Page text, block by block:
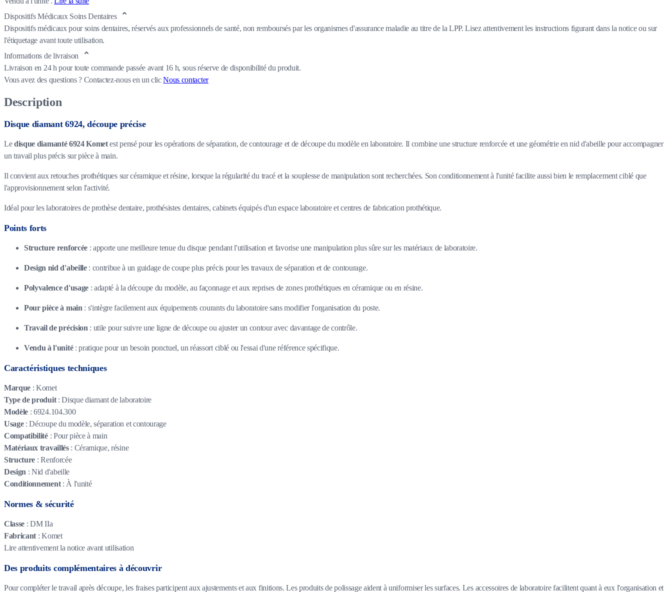
Dispositifs Médicaux Soins Dentaires
Dispositifs médicaux pour soins dentaires, réservés aux professionnels de santé, non remboursés par les organismes d'assurance maladie au titre de la LPP. Lisez attentivement les instructions figurant dans la notice ou sur
l'étiquetage avant toute utilisation.
Informations de livraison
Livraison en 24 h pour toute commande passée avant 16 h, sous réserve de disponibilité du produit.
Vous avez des questions ? Contactez-nous en un clicNous contacter
Description
Disque diamant 6924, découpe précise
Ledisque diamanté 6924 Kometest pensé pour les opérations de séparation, de contourage et de découpe du modèle en laboratoire. Il combine une structure renforcée et une géométrie en nid d'abeille pour accompagner
un travail plus précis sur pièce à main.
Il convient aux retouches prothétiques sur céramique et résine, lorsque la régularité du tracé et la souplesse de manipulation sont recherchées. Son conditionnement à l'unité facilite aussi bien le remplacement ciblé que
l'approvisionnement selon l'activité.
Idéal pour les laboratoires de prothèse dentaire, prothésistes dentaires, cabinets équipés d'un espace laboratoire et centres de fabrication prothétique.
Points forts
Structure renforcée: apporte une meilleure tenue du disque pendant l'utilisation et favorise une manipulation plus sûre sur les matériaux de laboratoire.
Design nid d'abeille: contribue à un guidage de coupe plus précis pour les travaux de séparation et de contourage.
Polyvalence d'usage: adapté à la découpe du modèle, au façonnage et aux reprises de zones prothétiques en céramique ou en résine.
Pour pièce à main : s'intègre facilement aux équipements courants du laboratoire sans modifier l'organisation du poste.
Travail de précision : utile pour suivre une ligne de découpe ou ajuster un contour avec davantage de contrôle.
Vendu à l'unité: pratique pour un besoin ponctuel, un réassort ciblé ou l'essai d'une référence spécifique.
Caractéristiques techniques
Marque : Komet
Type de produit: Disque diamant de laboratoire
Modèle : 6924.104.300
Usage: Découpe du modèle, séparation et contourage
Compatibilité: Pour pièce à main
Matériaux travaillés: Céramique, résine
Structure : Renforcée
Design : Nid d'abeille
Conditionnement: À l'unité
Normes & sécurité
Classe : DM IIa
Fabricant : Komet
Lire attentivement la notice avant utilisation
Des produits complémentaires à découvrir
Pour compléter le travail après découpe, les fraises participent aux ajustements et aux finitions. Les produits de polissage aident à uniformiser les surfaces. Les accessoires de laboratoire facilitent quant à eux l'organisation et